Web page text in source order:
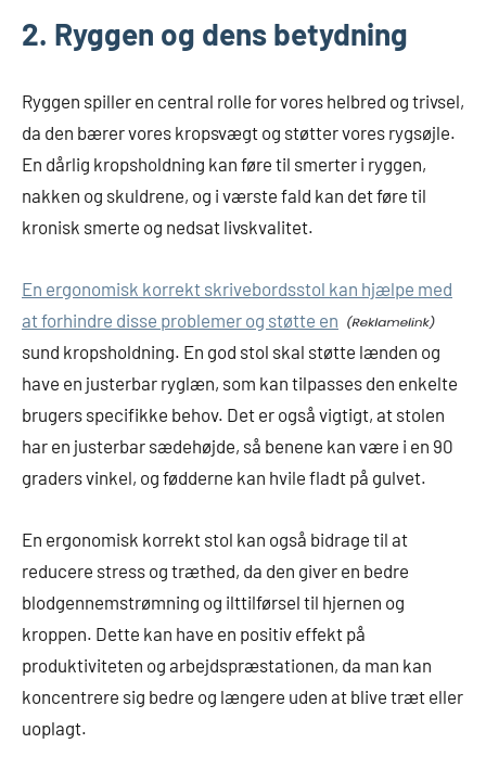
2. Ryggen og dens betydning
Ryggen spiller en central rolle for vores helbred og trivsel,
da den bærer vores kropsvægt og støtter vores rygsøjle.
En dårlig kropsholdning kan føre til smerter i ryggen,
nakken og skuldrene, og i værste fald kan det føre til
kronisk smerte og nedsat livskvalitet.
En ergonomisk korrekt skrivebordsstol kan hjælpe med
at forhindre disse problemer og støtte en
sund kropsholdning. En god stol skal støtte lænden og
have en justerbar ryglæn, som kan tilpasses den enkelte
brugers specifikke behov. Det er også vigtigt, at stolen
har en justerbar sædehøjde, så benene kan være i en 90
graders vinkel, og fødderne kan hvile fladt på gulvet.
En ergonomisk korrekt stol kan også bidrage til at
reducere stress og træthed, da den giver en bedre
blodgennemstrømning og ilttilførsel til hjernen og
kroppen. Dette kan have en positiv effekt på
produktiviteten og arbejdspræstationen, da man kan
koncentrere sig bedre og længere uden at blive træt eller
uoplagt.